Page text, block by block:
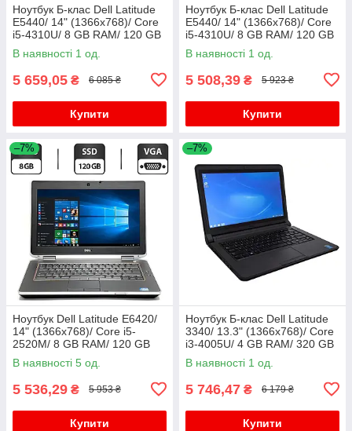
Ноутбук Б-клас Dell Latitude
E5440/ 14" (1366x768)/ Core
i5-4310U/ 8 GB RAM/ 120 GB
SSD/ HD 4400
В наявності 1 од.
5 659,05 ₴ 6 085 ₴
Купити
Ноутбук Б-клас Dell Latitude
E5440/ 14" (1366x768)/ Core
i5-4310U/ 8 GB RAM/ 120 GB
SSD/ HD 4400
В наявності 1 од.
5 508,39 ₴ 5 923 ₴
Купити
–7%
Ноутбук Dell Latitude E6420/
14" (1366x768)/ Core i5-
2520M/ 8 GB RAM/ 120 GB
SSD/ HD 3000
В наявності 5 од.
5 536,29 ₴ 5 953 ₴
Купити
–7%
Ноутбук Б-клас Dell Latitude
3340/ 13.3" (1366x768)/ Core
i3-4005U/ 4 GB RAM/ 320 GB
HDD/ HD 4400
В наявності 1 од.
5 746,47 ₴ 6 179 ₴
Купити